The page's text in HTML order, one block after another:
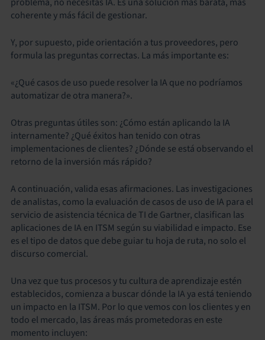
coherente y más fácil de gestionar.
Y, por supuesto, pide orientación a tus proveedores, pero
formula las preguntas correctas. La más importante es:
«¿Qué casos de uso puede resolver la IA que no podríamos
automatizar de otra manera?».
Otras preguntas útiles son: ¿Cómo están aplicando la IA
internamente? ¿Qué éxitos han tenido con otras
implementaciones de clientes? ¿Dónde se está observando el
retorno de la inversión más rápido?
A continuación, valida esas afirmaciones. Las investigaciones
de analistas, como la evaluación de casos de uso de IA para el
servicio de asistencia técnica de TI de Gartner, clasifican las
aplicaciones de IA en ITSM según su viabilidad e impacto. Ese
es el tipo de datos que debe guiar tu hoja de ruta, no solo el
discurso comercial.
Una vez que tus procesos y tu cultura de aprendizaje estén
establecidos, comienza a buscar dónde la IA ya está teniendo
un impacto en la ITSM. Por lo que vemos con los clientes y en
todo el mercado, las áreas más prometedoras en este
momento incluyen: